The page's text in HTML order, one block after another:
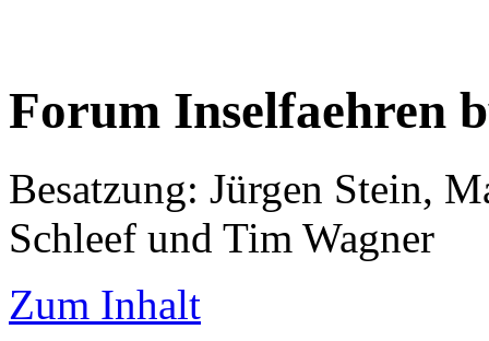
Forum Inselfaehren
Besatzung: Jürgen Stein,
Schleef und Tim Wagner
Zum Inhalt